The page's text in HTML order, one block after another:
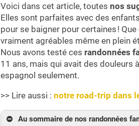
Voici dans cet article, toutes nos
Elles sont parfaites avec des
pour se baigner pour certaines !
vraiment agréables même en plein
Nous avons testé ces randonnées
11 ans, mais qui avait des douleurs
espagnol seulement.
>> Lire aussi : notre road-trip dans
Au sommaire de nos randonnées